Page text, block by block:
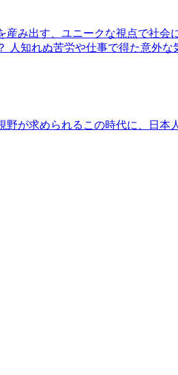
み出す、ユニークな視点で社会
知れぬ苦労や仕事で得た意外
が求められるこの時代に、日本